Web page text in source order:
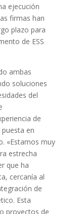
ejecución
firmas han
plazo para
de ESS
ambas
soluciones
del
de
en
«Estamos muy
estrecha
que ha
cercanía al
de
Esta
proyectos de